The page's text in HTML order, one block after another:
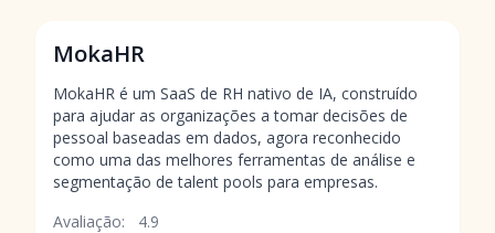
MokaHR
MokaHR é um SaaS de RH nativo de IA, construído
para ajudar as organizações a tomar decisões de
pessoal baseadas em dados, agora reconhecido
como uma das melhores ferramentas de análise e
segmentação de talent pools para empresas.
Avaliação:
4.9